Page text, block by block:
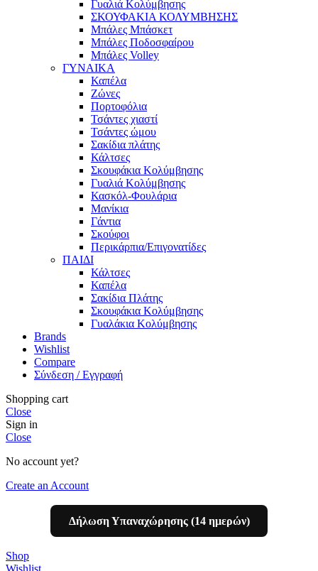
Γυαλιά Κολύμβησης
ΣΚΟΥΦΑΚΙΑ ΚΟΛΥΜΒΗΣΗΣ
Μπάλες Μπάσκετ
Μπάλες Ποδοσφαίρου
Μπάλες Volley
ΓΥΝΑΙΚΑ
Καπέλα
Ζώνες
Πορτοφόλια
Τσάντες χιαστί
Τσάντες ώμου
Σακίδια πλάτης
Κάλτσες
Σκουφάκια Κολύμβησης
Γυαλιά Κολύμβησης
Κασκόλ-Φουλάρια
Μανίκια
Γάντια
Σκούφοι
Περικάρπια/Επιγονατίδες
ΠΑΙΔΙ
Κάλτσες
Καπέλα
Σακίδια Πλάτης
Σκουφάκια Κολύμβησης
Γυαλάκια Κολύμβησης
Brands
Wishlist
Compare
Σύνδεση / Εγγραφή
Shopping cart
Close
Sign in
Close
No account yet?
Create an Account
Δήλωση Υπαναχώρησης (14 ημερών)
Shop